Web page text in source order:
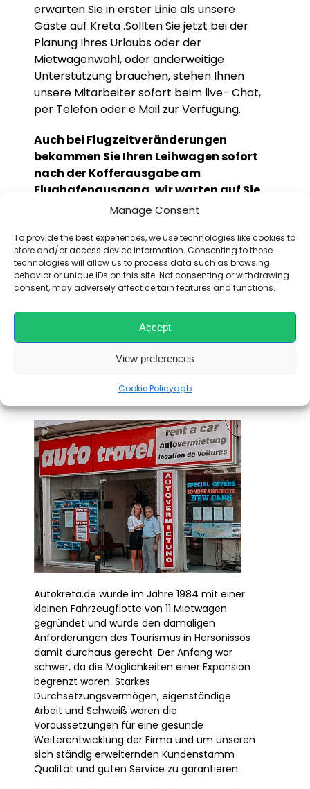
Manage Consent
To provide the best experiences, we use technologies like cookies to
store and/or access device information. Consenting to these
technologies will allow us to process data such as browsing
behavior or unique IDs on this site. Not consenting or withdrawing
consent, may adversely affect certain features and functions.
Accept
View preferences
Cookie Policyagb
erwarten Sie in erster Linie als unsere
Gäste auf Kreta .Sollten Sie jetzt bei der
Planung Ihres Urlaubs oder der
Mietwagenwahl, oder anderweitige
Unterstützung brauchen, stehen Ihnen
unsere Mitarbeiter sofort beim live- Chat,
per Telefon oder e Mail zur Verfügung.
Auch bei Flugzeitveränderungen
bekommen Sie Ihren Leihwagen sofort
nach der Kofferausgabe am
Flughafenausgang, wir warten auf Sie
auch bei längeren Verspätungen
Ebenso sind Nachtflüge kein Problem,
denn gegen einen kleinen Aufpreis liefern
wir Ihr Leihauto für Kreta auch nachts aus.
besonders bequem, durch unsere neuen
Parkplätze direkt am Flughafen. (24
Autokreta.de wurde im Jahre 1984 mit einer
kleinen Fahrzeugflotte von 11 Mietwagen
gegründet und wurde den damaligen
Anforderungen des Tourismus in Hersonissos
damit durchaus gerecht. Der Anfang war
schwer, da die Möglichkeiten einer Expansion
begrenzt waren. Starkes
Durchsetzungsvermögen, eigenständige
Arbeit und Schweiß waren die
Voraussetzungen für eine gesunde
Weiterentwicklung der Firma und um unseren
sich ständig erweiternden Kundenstamm
Qualität und guten Service zu garantieren.